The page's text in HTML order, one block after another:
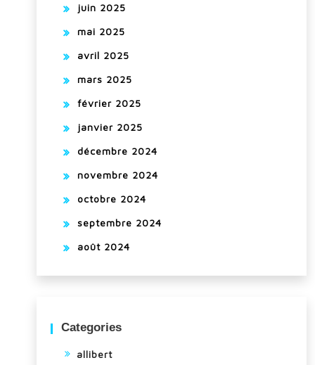
juin 2025
mai 2025
avril 2025
mars 2025
février 2025
janvier 2025
décembre 2024
novembre 2024
octobre 2024
septembre 2024
août 2024
Categories
allibert